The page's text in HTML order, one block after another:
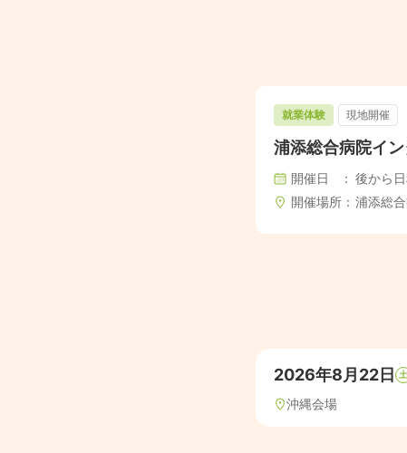
就業体験 現地開催
浦添総合病院イ
開催日
後から
開催場所
浦添総
2026年8月22日 土
沖縄会場